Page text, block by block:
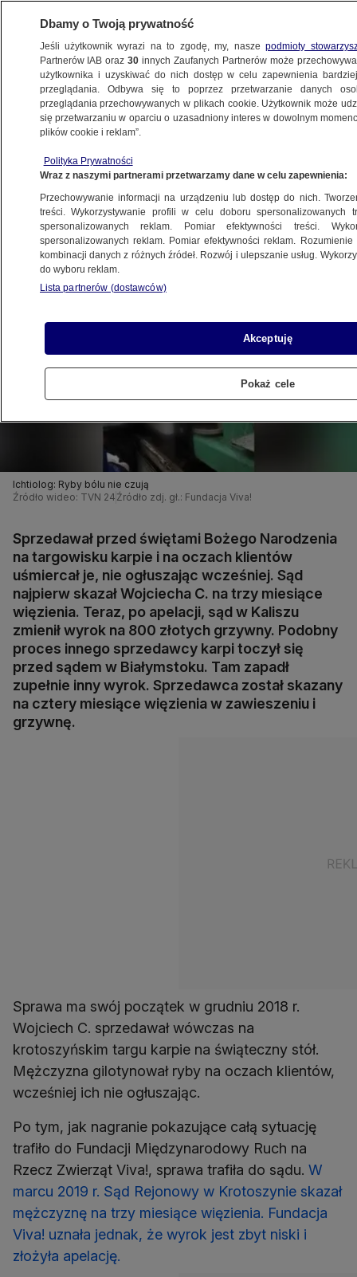
POZNAŃ
do więzienia, ale sąd zmienił wyrok
4.08.2020, 14:40
Udostępnij
Ichtiolog: Ryby bólu nie czują
Źródło wideo: TVN 24 Źródło zdj. gł.: Fundacja Viva!
Sprzedawał przed świętami Bożego Narodzenia
na targowisku karpie i na oczach klientów
uśmiercał je, nie ogłuszając wcześniej. Sąd
najpierw skazał Wojciecha C. na trzy miesiące
więzienia. Teraz, po apelacji, sąd w Kaliszu
zmienił wyrok na 800 złotych grzywny. Podobny
proces innego sprzedawcy karpi toczył się
przed sądem w Białymstoku. Tam zapadł
zupełnie inny wyrok. Sprzedawca został skazany
na cztery miesiące więzienia w zawieszeniu i
grzywnę.
Sprawa ma swój początek w grudniu 2018 r.
Wojciech C. sprzedawał wówczas na
krotoszyńskim targu karpie na świąteczny stół.
Mężczyzna gilotynował ryby na oczach klientów,
wcześniej ich nie ogłuszając.
Po tym, jak nagranie pokazujące całą sytuację
trafiło do Fundacji Międzynarodowy Ruch na
Rzecz Zwierząt Viva!, sprawa trafiła do sądu. W
marcu 2019 r. Sąd Rejonowy w Krotoszynie skazał
mężczyznę na trzy miesiące więzienia. Fundacja
Viva! uznała jednak, że wyrok jest zbyt niski i
złożyła apelację.
Dbamy o Twoją prywatność
Jeśli użytkownik wyrazi na to zgodę, my, naszepodmioty
Partnerów IAB oraz30 innych Zaufanych Partnerów może
użytkownika i uzyskiwać do nich dostęp w celu zapewnienia
przeglądania. Odbywa się to poprzez przetwarzanie danych
przeglądania przechowywanych w plikach cookie. Użytkownik może
się przetwarzaniu w oparciu o uzasadniony interes w dowolnym
plików cookie i reklam”.
Polityka Prywatności
Wraz z naszymi partnerami przetwarzamy dane w celu zapewnienia:
Przechowywanie informacji na urządzeniu lub dostęp do nich.
treści. Wykorzystywanie profili w celu doboru spersonalizowanych
spersonalizowanych reklam. Pomiar efektywności treści.
spersonalizowanych reklam. Pomiar efektywności reklam.
kombinacji danych z różnych źródeł. Rozwój i ulepszanie usług.
do wyboru reklam.
Lista partnerów (dostawców)
Akceptuję
Pokaż cele